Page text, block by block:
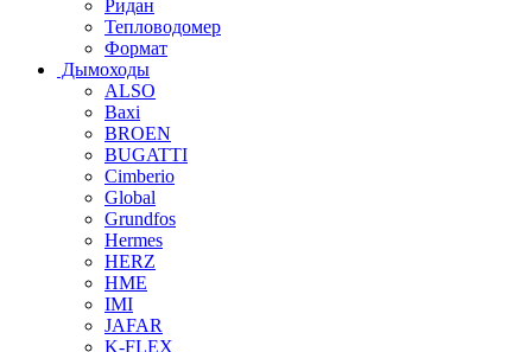
Ридан
Тепловодомер
Формат
Дымоходы
ALSO
Baxi
BROEN
BUGATTI
Cimberio
Global
Grundfos
Hermes
HERZ
HME
IMI
JAFAR
K-FLEX